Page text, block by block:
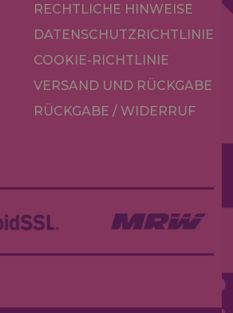
RECHTLICHE HINWEISE
DATENSCHUTZRICHTLINIE
COOKIE-RICHTLINIE
VERSAND UND RÜCKGABE
RÜCKGABE / WIDERRUF